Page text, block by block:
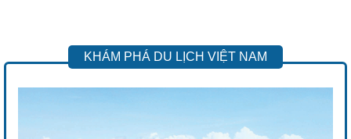
KHÁM PHÁ DU LỊCH VIỆT NAM